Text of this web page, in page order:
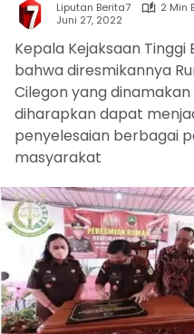
Liputan Berita7
2 Min
Juni 27, 2022
Kepala Kejaksaan
bahwa diresmikannya
Cilegon yang dinamakan
diharapkan dapat
penyelesaian berbagai
masyarakat